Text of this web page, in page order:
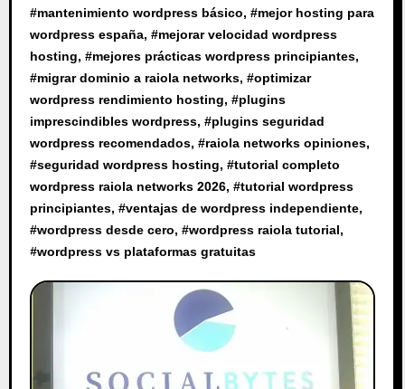
#mantenimiento wordpress básico, #mejor hosting para
wordpress españa, #mejorar velocidad wordpress
hosting, #mejores prácticas wordpress principiantes,
#migrar dominio a raiola networks, #optimizar
wordpress rendimiento hosting, #plugins
imprescindibles wordpress, #plugins seguridad
wordpress recomendados, #raiola networks opiniones,
#seguridad wordpress hosting, #tutorial completo
wordpress raiola networks 2026, #tutorial wordpress
principiantes, #ventajas de wordpress independiente,
#wordpress desde cero, #wordpress raiola tutorial,
#wordpress vs plataformas gratuitas